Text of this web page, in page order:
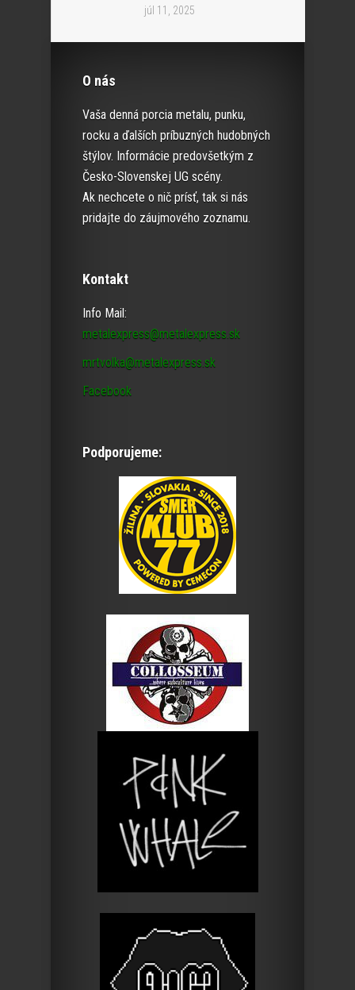
júl 11, 2025
O nás
Vaša denná porcia metalu, punku,
rocku a ďalších príbuzných hudobných
štýlov. Informácie predovšetkým z
Česko-Slovenskej UG scény.
Ak nechcete o nič prísť, tak si nás
pridajte do záujmového zoznamu.
Kontakt
Info Mail:
metalexpress@metalexpress.sk
mrtvolka@metalexpress.sk
Facebook
Podporujeme: